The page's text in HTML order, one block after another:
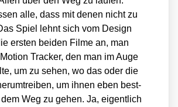
alle, dass mit denen nicht zu
Spiel lehnt sich vom Design
ers­ten bei­den Fil­me an, man
Tra­cker, den man im Auge
um zu sehen, wo das oder die
um ihnen eben best­
Weg zu gehen. Ja, eigent­lich